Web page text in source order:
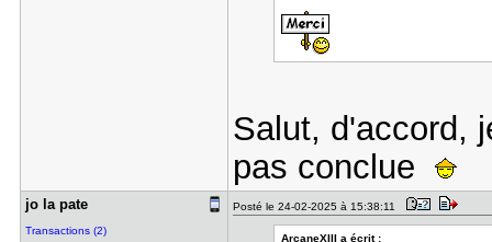
Salut, d'accord,
pas conclue
jo la pate
Transactions (2)
Posté le 24-02-2025 à 15:38:11
ArcaneXIII a écrit :